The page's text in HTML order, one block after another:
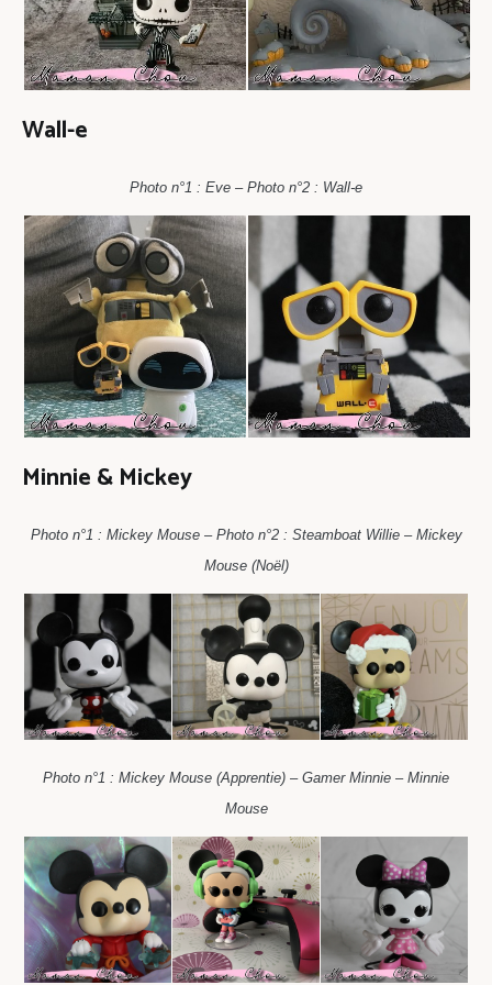
Wall-e
Photo n°1 : Eve – Photo n°2 : Wall-e
Minnie & Mickey
Photo n°1 : Mickey Mouse – Photo n°2 : Steamboat Willie – Mickey
Mouse (Noël)
Photo n°1 : Mickey Mouse (Apprentie) – Gamer Minnie – Minnie
Mouse